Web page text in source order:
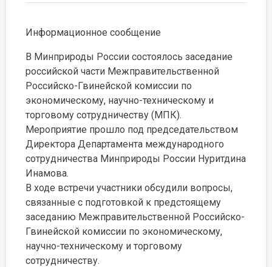
Информационное сообщение
В Минприроды России состоялось заседание
российской части Межправительственной
Российско-Гвинейской комиссии по
экономическому, научно-техническому и
торговому сотрудничеству (МПК).
Мероприятие прошло под председательством
Директора Департамента международного
сотрудничества Минприроды России Нуритдина
Инамова.
В ходе встречи участники обсудили вопросы,
связанные с подготовкой к предстоящему
заседанию Межправительственной Российско-
Гвинейской комиссии по экономическому,
научно-техническому и торговому
сотрудничеству.